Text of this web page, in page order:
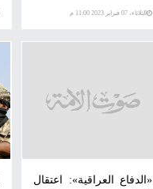
الثلاثاء، 07 فبراير 2023 11:00 م
«الدفاع العراقية»: اعتقال